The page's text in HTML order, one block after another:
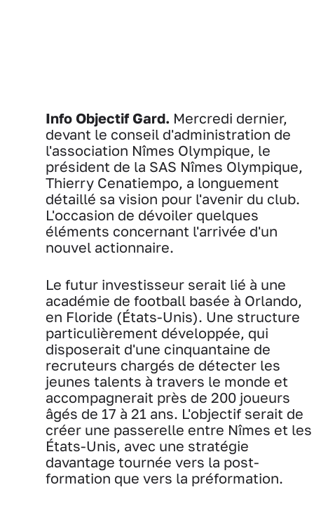
Info Objectif Gard. Mercredi dernier,
devant le conseil d'administration de
l'association Nîmes Olympique, le
président de la SAS Nîmes Olympique,
Thierry Cenatiempo, a longuement
détaillé sa vision pour l'avenir du club.
L'occasion de dévoiler quelques
éléments concernant l'arrivée d'un
nouvel actionnaire.
Le futur investisseur serait lié à une
académie de football basée à Orlando,
en Floride (États-Unis). Une structure
particulièrement développée, qui
disposerait d'une cinquantaine de
recruteurs chargés de détecter les
jeunes talents à travers le monde et
accompagnerait près de 200 joueurs
âgés de 17 à 21 ans. L'objectif serait de
créer une passerelle entre Nîmes et les
États-Unis, avec une stratégie
davantage tournée vers la post-
formation que vers la préformation.